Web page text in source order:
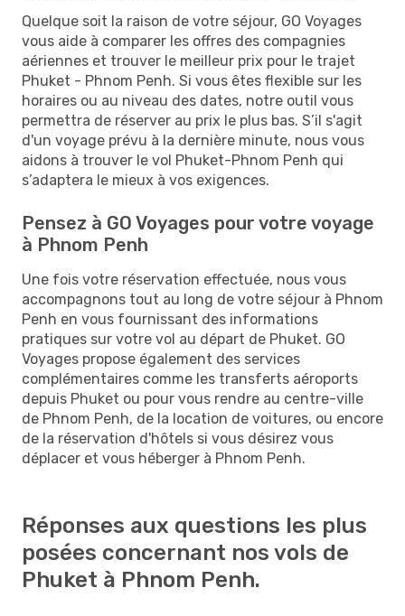
Quelque soit la raison de votre séjour, GO Voyages
vous aide à comparer les offres des compagnies
aériennes et trouver le meilleur prix pour le trajet
Phuket - Phnom Penh. Si vous êtes flexible sur les
horaires ou au niveau des dates, notre outil vous
permettra de réserver au prix le plus bas. S’il s'agit
d'un voyage prévu à la dernière minute, nous vous
aidons à trouver le vol Phuket-Phnom Penh qui
s’adaptera le mieux à vos exigences.
Pensez à GO Voyages pour votre voyage
à Phnom Penh
Une fois votre réservation effectuée, nous vous
accompagnons tout au long de votre séjour à Phnom
Penh en vous fournissant des informations
pratiques sur votre vol au départ de Phuket. GO
Voyages propose également des services
complémentaires comme les transferts aéroports
depuis Phuket ou pour vous rendre au centre-ville
de Phnom Penh, de la location de voitures, ou encore
de la réservation d'hôtels si vous désirez vous
déplacer et vous héberger à Phnom Penh.
Réponses aux questions les plus
posées concernant nos vols de
Phuket à Phnom Penh.